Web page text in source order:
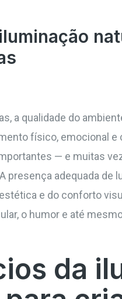
a qualidade do
físico, emocional e
— e muitas
presença adequada de
e do conforto
o humor e até
da